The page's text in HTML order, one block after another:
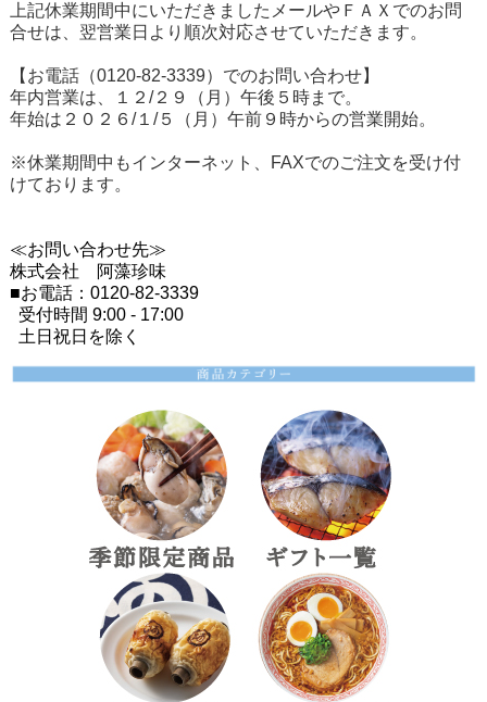
上記休業期間中にいただきましたメールやＦＡＸでのお問
合せは、翌営業日より順次対応させていただきます。
【お電話（0120-82-3339）でのお問い合わせ】
年内営業は、１２/２９（月）午後５時まで。
年始は２０２６/１/５（月）午前９時からの営業開始。
※休業期間中もインターネット、FAXでのご注文を受け付
けております。
≪お問い合わせ先≫
株式会社 阿藻珍味
■お電話：0120-82-3339
受付時間 9:00 - 17:00
土日祝日を除く